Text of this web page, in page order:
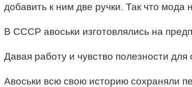
добавить к ним две ручки. Так что
В СССР авоськи изготовлялись на
Давая работу и чувство полезности
Авоськи всю свою историю сохраняли